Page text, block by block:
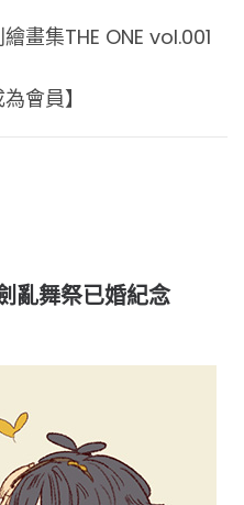
畫集THE ONE vol.001
會員】
亂舞祭已婚紀念